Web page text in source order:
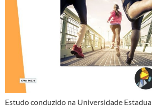
Estudo conduzido na Universidade